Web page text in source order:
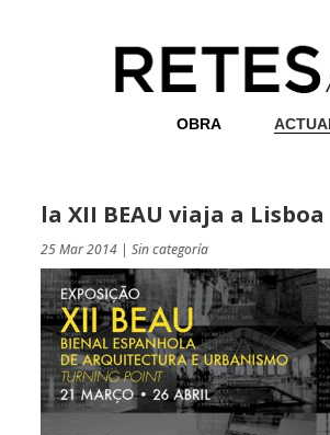
OBRA
la XII BEAU viaja a Lisboa
25 Mar 2014| Sin categoría